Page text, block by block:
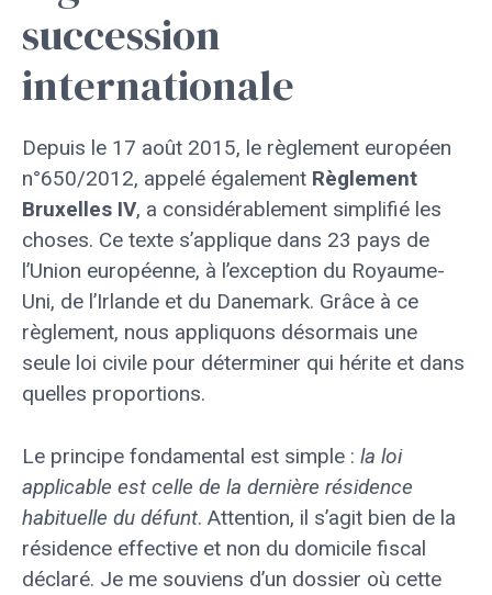
succession
internationale
Depuis le 17 août 2015, le règlement européen
n°650/2012, appelé également Règlement
Bruxelles IV, a considérablement simplifié les
choses. Ce texte s’applique dans 23 pays de
l’Union européenne, à l’exception du Royaume-
Uni, de l’Irlande et du Danemark. Grâce à ce
règlement, nous appliquons désormais une
seule loi civile pour déterminer qui hérite et dans
quelles proportions.
Le principe fondamental est simple : la loi
applicable est celle de la dernière résidence
habituelle du défunt. Attention, il s’agit bien de la
résidence effective et non du domicile fiscal
déclaré. Je me souviens d’un dossier où cette